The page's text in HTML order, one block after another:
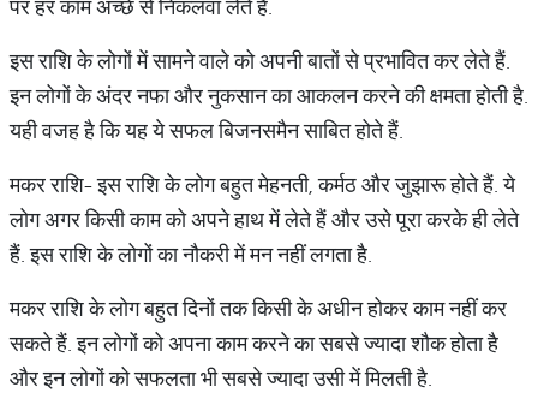
पर हर काम अच्छे से निकलवा लेते हैं.
इस राशि के लोगों में सामने वाले को अपनी बातों से प्रभावित कर लेते हैं.
इन लोगों के अंदर नफा और नुकसान का आकलन करने की क्षमता होती है.
यही वजह है कि यह ये सफल बिजनसमैन साबित होते हैं.
मकर राशि- इस राशि के लोग बहुत मेहनती, कर्मठ और जुझारू होते हैं. ये
लोग अगर किसी काम को अपने हाथ में लेते हैं और उसे पूरा करके ही लेते
हैं. इस राशि के लोगों का नौकरी में मन नहीं लगता है.
मकर राशि के लोग बहुत दिनों तक किसी के अधीन होकर काम नहीं कर
सकते हैं. इन लोगों को अपना काम करने का सबसे ज्‍यादा शौक होता है
और इन लोगों को सफलता भी सबसे ज्‍यादा उसी में मिलती है.